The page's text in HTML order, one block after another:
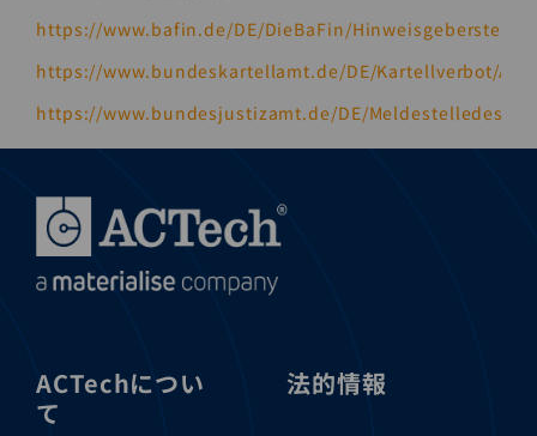
https://www.bafin.de/DE/DieBaFin/
https://www.bundeskartellamt.de/DE/Kartellverbot/
https://www.bundesjustizamt.de/DE/
ACTechについ
て
法的情報